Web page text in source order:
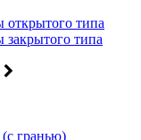
открытого типа
закрытого типа
гранью)